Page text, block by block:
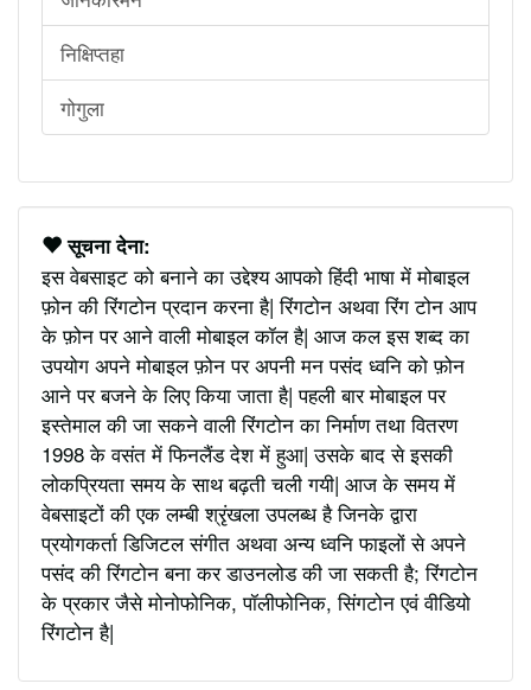
निक्षिप्तहा
गोगुला
सूचना देना:
इस वेबसाइट को बनाने का उद्देश्य आपको हिंदी भाषा में मोबाइल
फ़ोन की रिंगटोन प्रदान करना है| रिंगटोन अथवा रिंग टोन आप
के फ़ोन पर आने वाली मोबाइल कॉल है| आज कल इस शब्द का
उपयोग अपने मोबाइल फ़ोन पर अपनी मन पसंद ध्वनि को फ़ोन
आने पर बजने के लिए किया जाता है| पहली बार मोबाइल पर
इस्तेमाल की जा सकने वाली रिंगटोन का निर्माण तथा वितरण
1998 के वसंत में फिनलैंड देश में हुआ| उसके बाद से इसकी
लोकप्रियता समय के साथ बढ़ती चली गयी| आज के समय में
वेबसाइटों की एक लम्बी श्रृंखला उपलब्ध है जिनके द्वारा
प्रयोगकर्ता डिजिटल संगीत अथवा अन्य ध्वनि फाइलों से अपने
पसंद की रिंगटोन बना कर डाउनलोड की जा सकती है; रिंगटोन
के प्रकार जैसे मोनोफोनिक, पॉलीफोनिक, सिंगटोन एवं वीडियो
रिंगटोन है|